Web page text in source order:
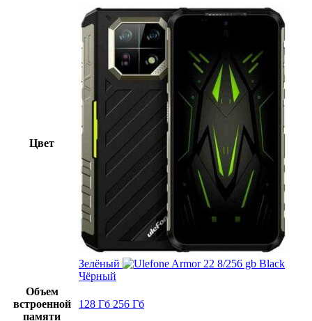
Цвет
Зелёный
Чёрный
Объем
встроенной
памяти
128 Гб 256 Гб